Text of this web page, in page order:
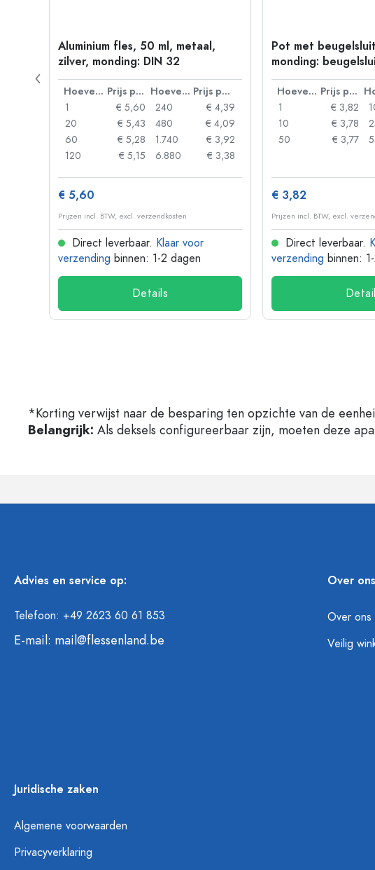
Aluminium fles, 50 ml, metaal,
zilver, monding: DIN 32
Hoeveelheid Prijs per eenheid Hoeveelheid
Prijs per eenheid
1
€ 5,60
20
€ 5,43
60
€ 5,28
120
€ 5,15
240
€ 4,39
480
€ 4,09
1.740
€ 3,92
6.880
€ 3,38
€ 5,60
Prijzen incl. BTW, excl. verzendkosten
Direct leverbaar. Klaar voor
verzending binnen: 1-2 dagen
Details
Pot met
monding:
Hoeveelheid Prijs per eenheid
1
€ 3,82
10
€ 3,78
50
€ 3,77
€ 3,82
Prijzen incl. BTW, excl.
Direct leverbaar.
verzending binnen:
*Korting verwijst naar de besparing ten opzichte van de
Belangrijk: Als deksels configureerbaar zijn, moeten deze
Advies en service op:
Telefoon: +49 2623 60 61 853
E-mail: mail@flessenland.be
Over ons
Over ons
Veilig
Juridische zaken
Algemene voorwaarden
Privacyverklaring